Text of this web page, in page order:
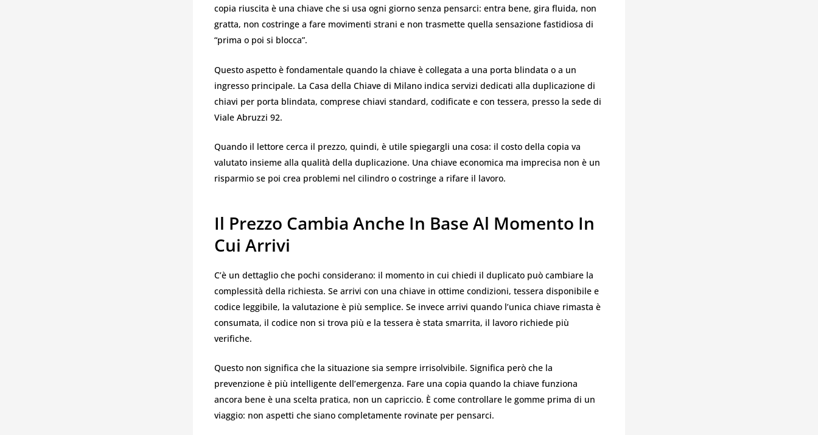
copia riuscita è una chiave che si usa ogni giorno senza pensarci: entra bene, gira fluida, non
gratta, non costringe a fare movimenti strani e non trasmette quella sensazione fastidiosa di
“prima o poi si blocca”.
Questo aspetto è fondamentale quando la chiave è collegata a una porta blindata o a un
ingresso principale. La Casa della Chiave di Milano indica servizi dedicati alla duplicazione di
chiavi per porta blindata, comprese chiavi standard, codificate e con tessera, presso la sede di
Viale Abruzzi 92.
Quando il lettore cerca il prezzo, quindi, è utile spiegargli una cosa: il costo della copia va
valutato insieme alla qualità della duplicazione. Una chiave economica ma imprecisa non è un
risparmio se poi crea problemi nel cilindro o costringe a rifare il lavoro.
Il Prezzo Cambia Anche In Base Al Momento In
Cui Arrivi
C’è un dettaglio che pochi considerano: il momento in cui chiedi il duplicato può cambiare la
complessità della richiesta. Se arrivi con una chiave in ottime condizioni, tessera disponibile e
codice leggibile, la valutazione è più semplice. Se invece arrivi quando l’unica chiave rimasta è
consumata, il codice non si trova più e la tessera è stata smarrita, il lavoro richiede più
verifiche.
Questo non significa che la situazione sia sempre irrisolvibile. Significa però che la
prevenzione è più intelligente dell’emergenza. Fare una copia quando la chiave funziona
ancora bene è una scelta pratica, non un capriccio. È come controllare le gomme prima di un
viaggio: non aspetti che siano completamente rovinate per pensarci.